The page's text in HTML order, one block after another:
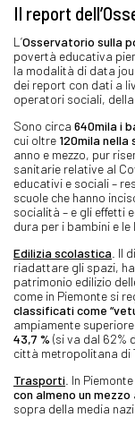
Il report
L’Osservatorio sulla
povertà educativa
la modalità di data
dei report con dati a
operatori sociali, della
Sono circa 640mila i
cui oltre 120mila nella
anno e mezzo, pur
sanitarie relative al
educativi e sociali –
scuole che hanno
socialità – e gli effetti
dura per i bambini e le
Edilizia scolastica . Il
riadattare gli spazi,
patrimonio edilizio
come in Piemonte si
classificati come
ampiamente
43,7 % (si va dal 62%
città metropolitana di
Trasporti . In Piemonte
con almeno un mezzo
sopra della media